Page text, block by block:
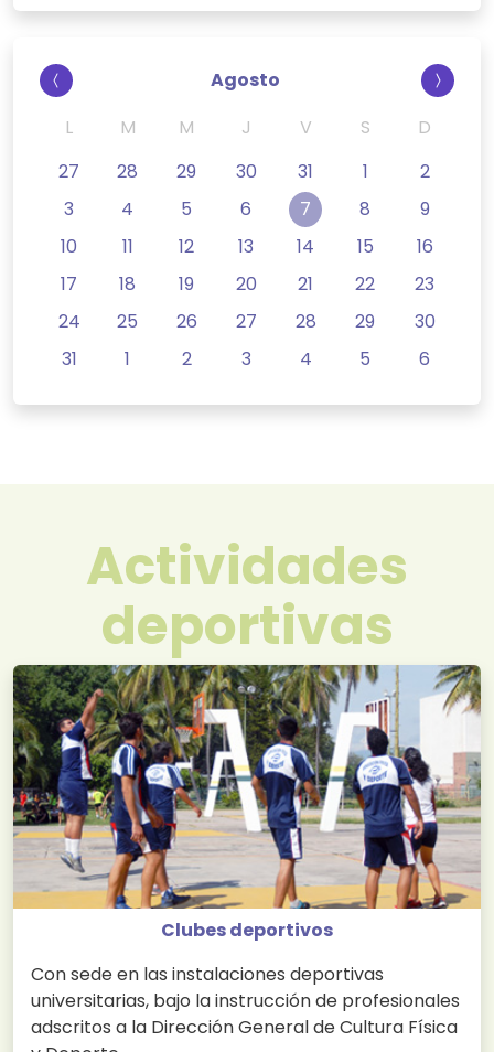
Agosto
L
M M J V S
D
27
28 29 30 31 1
2
3
4 5 6 7 8
9
10
11 12 13 14 15
16
17
18 19 20 21 22
23
24
25 26 27 28 29
30
31
1 2 3 4 5 6
Actividades
deportivas
Clubes deportivos
Con sede en las instalaciones deportivas
universitarias, bajo la instrucción de profesionales
adscritos a la Dirección General de Cultura Física